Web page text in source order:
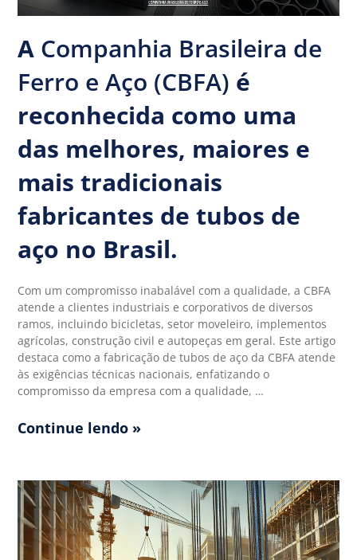
A Companhia Brasileira de
Ferro e Aço (CBFA) é
reconhecida como uma
das melhores, maiores e
mais tradicionais
fabricantes de tubos de
aço no Brasil.
Com um compromisso inabalável com a qualidade, a CBFA
atende a clientes industriais e corporativos de diversos
ramos, incluindo bicicletas, setor moveleiro, implementos
agrícolas, construção civil e autopeças em geral. Este artigo
destaca como a fabricação de tubos de aço da CBFA atende
às exigências técnicas nacionais, enfatizando o
compromisso da empresa com a qualidade, …
Continue lendo »